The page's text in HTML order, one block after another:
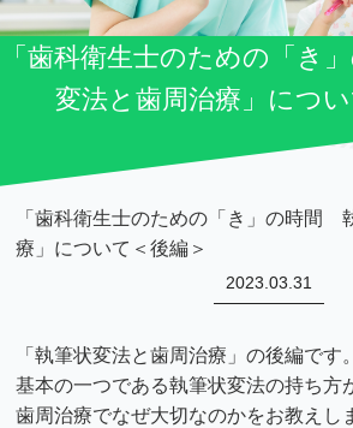
「歯科衛生士のための「き
変法と歯周治療」につ
「歯科衛生士のための「き」の時間
療」について＜後編＞
2023.03.31
「執筆状変法と歯周治療」の後編です。
基本の一つである執筆状変法の持ち方
歯周治療でなぜ大切なのかをお教えし